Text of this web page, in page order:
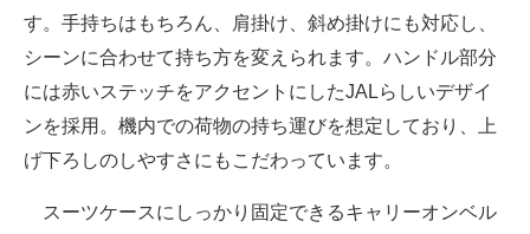
す。手持ちはもちろん、肩掛け、斜め掛けにも対応し、
シーンに合わせて持ち方を変えられます。ハンドル部分
には赤いステッチをアクセントにしたJALらしいデザイ
ンを採用。機内での荷物の持ち運びを想定しており、上
げ下ろしのしやすさにもこだわっています。
スーツケースにしっかり固定できるキャリーオンベル